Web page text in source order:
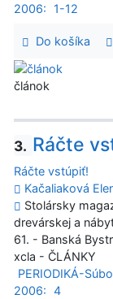
2006:
1-12
Do košíka
článok
3. Ráčte
Ráčte vstúpiť!
Kačaliaková
Stolársky
drevárskej a
61. - Banská
xcla - ČLÁNKY
PERIODIKÁ-
2006: 4